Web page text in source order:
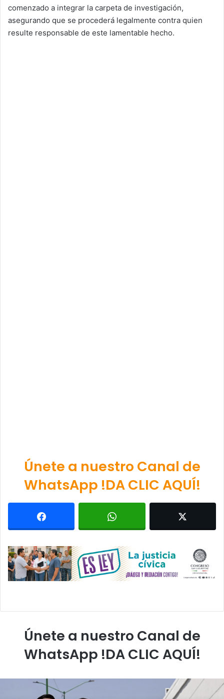
comenzado a integrar la carpeta de investigación,
asegurando que se procederá legalmente contra quien
resulte responsable de este lamentable hecho.
Únete a nuestro Canal de
WhatsApp !DA CLIC AQUÍ!
Únete a nuestro Canal de
WhatsApp !DA CLIC AQUÍ!